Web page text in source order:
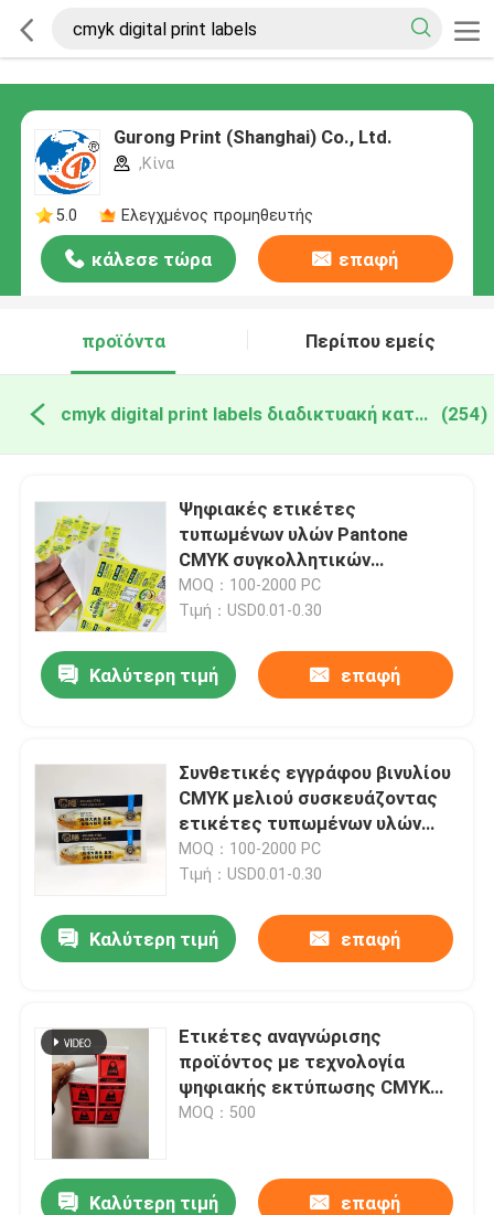
Gurong Print (Shanghai) Co., Ltd.
,Κίνα
5.0 Ελεγχμένος προμηθευτής
κάλεσε τώρα επαφή
προϊόντα Περίπου εμείς
cmyk digital print labels διαδικτυακή κατασκευή (254)
Ψηφιακές ετικέτες
τυπωμένων υλών Pantone
CMYK συγκολλητικών
ετικετών τροφίμων του Avery
Dennison
MOQ：100-2000 PC
Τιμή：USD0.01-0.30
Καλύτερη τιμή επαφή
Συνθετικές εγγράφου βινυλίου
CMYK μελιού συσκευάζοντας
ετικέτες τυπωμένων υλών
ετικετών ψηφιακές
MOQ：100-2000 PC
Τιμή：USD0.01-0.30
Καλύτερη τιμή επαφή
Ετικέτες αναγνώρισης
προϊόντος με τεχνολογία
ψηφιακής εκτύπωσης CMYK
για αναγνώριση προϊόντος
MOQ：500
Καλύτερη τιμή επαφή